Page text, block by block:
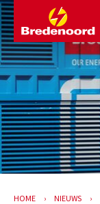
HOME NIEUWS